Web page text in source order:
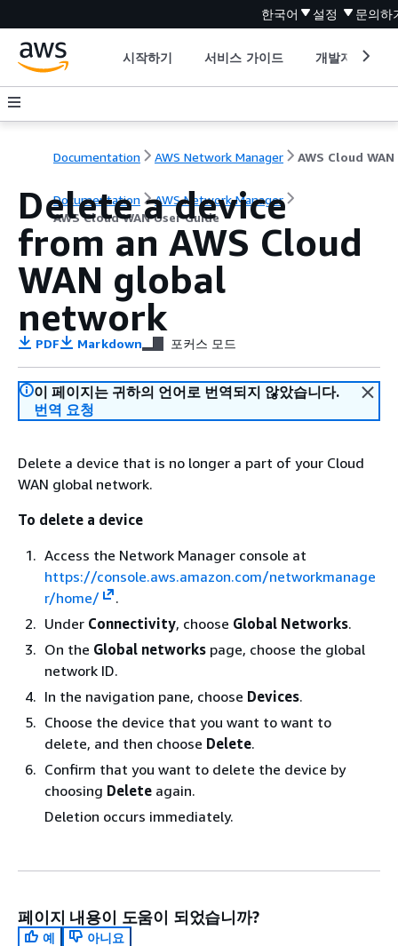
한국어 설정 문의하
시작하기 서비스 가이드 개발자 도구
Documentation AWS Network Manager
Documentation
AWS Network Manager
AWS Cloud WAN User Guide
Delete a device
from an AWS Cloud
WAN global
network
PDF Markdown 포커스 모드
이 페이지는 귀하의 언어로 번역되지 않았습니다.
번역 요청
Delete a device that is no longer a part of your Cloud
WAN global network.
To delete a device
Access the Network Manager console at
https://console.aws.amazon.com/networkmanage
r/home/
.
Under Connectivity, choose Global Networks.
On the Global networks page, choose the global
network ID.
In the navigation pane, choose Devices.
Choose the device that you want to want to
delete, and then choose Delete.
Confirm that you want to delete the device by
choosing Delete again.
Deletion occurs immediately.
페이지 내용이 도움이 되었습니까?
예
아니요